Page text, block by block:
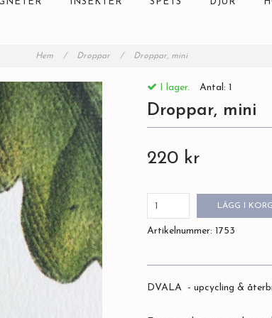
Hem / Droppar / Droppar, mini
I lager. Antal: 1
Droppar, mini
220 kr
LÄGG I
Artikelnummer: 1753
DVALA - upcycling &